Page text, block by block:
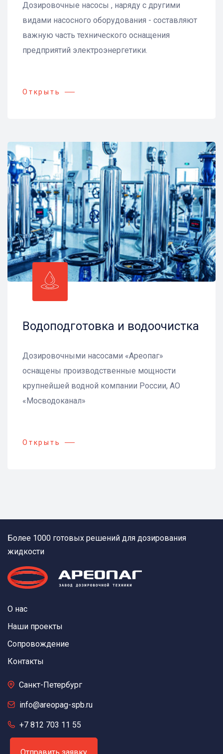
Дозировочные насосы , наряду с другими
видами насосного оборудования - составляют
важную часть технического оснащения
предприятий электроэнергетики.
Открыть
Водоподготовка и водоочистка
Дозировочными насосами «Ареопаг»
оснащены производственные мощности
крупнейшей водной компании России, АО
«Мосводоканал»
Открыть
Более 1000 готовых решений для дозирования
жидкости
О нас
Наши проекты
Сопровождение
Контакты
Санкт-Петербург
info@areopag-spb.ru
+7 812 703 11 55